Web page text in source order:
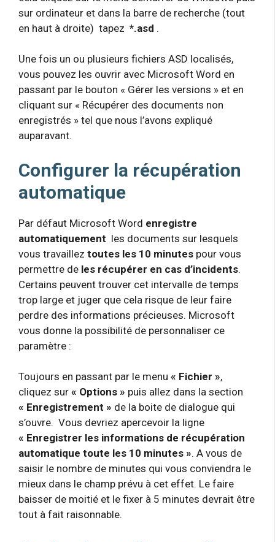
sur ordinateur et dans la barre de recherche (tout
en haut à droite) tapez *.asd .
Une fois un ou plusieurs fichiers ASD localisés,
vous pouvez les ouvrir avec Microsoft Word en
passant par le bouton « Gérer les versions » et en
cliquant sur « Récupérer des documents non
enregistrés » tel que nous l’avons expliqué
auparavant.
Configurer la récupération
automatique
Par défaut Microsoft Word enregistre
automatiquement les documents sur lesquels
vous travaillez toutes les 10 minutes pour vous
permettre de les récupérer en cas d’incidents.
Certains peuvent trouver cet intervalle de temps
trop large et juger que cela risque de leur faire
perdre des informations précieuses. Microsoft
vous donne la possibilité de personnaliser ce
paramètre :
Toujours en passant par le menu « Fichier »,
cliquez sur « Options » puis allez dans la section
« Enregistrement » de la boite de dialogue qui
s’ouvre. Vous devriez apercevoir la ligne
« Enregistrer les informations de récupération
automatique toute les 10 minutes ». A vous de
saisir le nombre de minutes qui vous conviendra le
mieux dans le champ prévu à cet effet. Le faire
baisser de moitié et le fixer à 5 minutes devrait être
tout à fait raisonnable.